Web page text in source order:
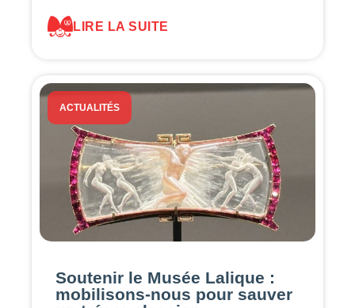
LIRE LA SUITE
ACTUALITÉS
Soutenir le Musée Lalique :
mobilisons-nous pour sauver